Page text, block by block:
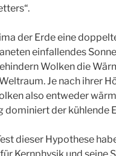
der Erde eine
einfallendes
Wolken die
Je nach ihrer
also entweder
dominiert der kühlende
dieser Hypothese